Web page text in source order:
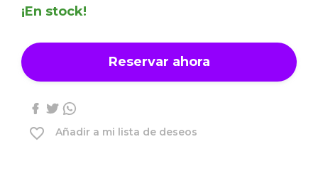
¡En stock!
Reservar ahora
favorite_border Añadir a mi lista de deseos